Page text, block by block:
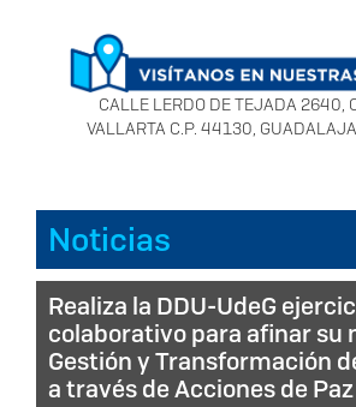
CALLE LERDO DE TEJADA 2640,
VALLARTA C.P. 44130,
Noticias
Realiza la DDU-UdeG
colaborativo para afinar su
Gestión y Transformación
a través de Acciones de Paz